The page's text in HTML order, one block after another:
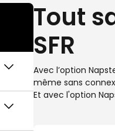
Tout
SFR
Avec l’option
même sans
Et avec l'option